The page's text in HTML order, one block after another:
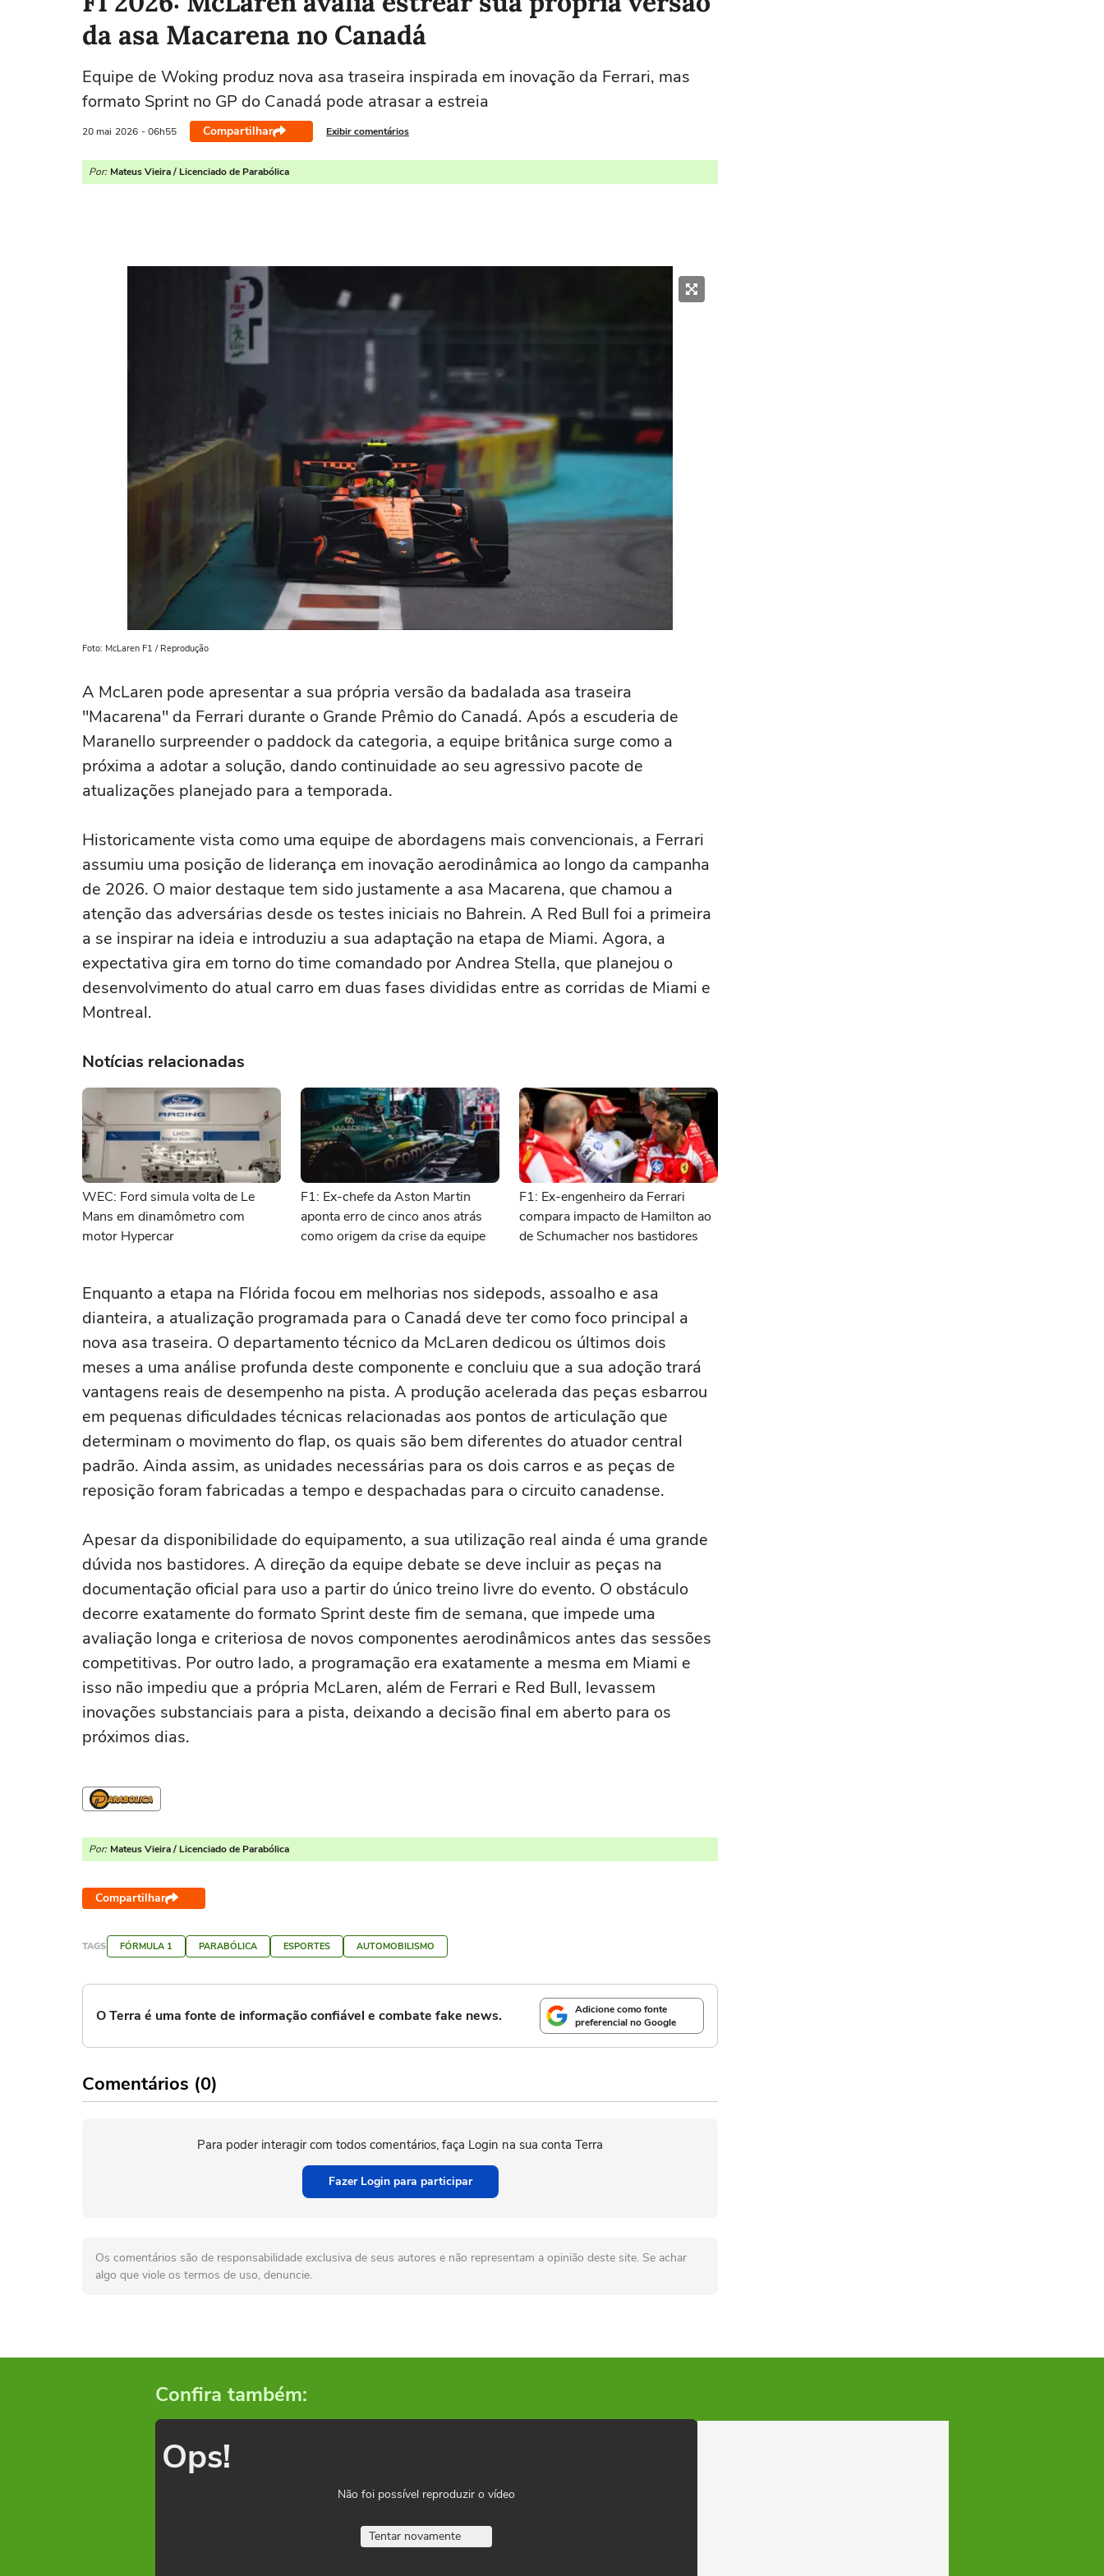
da asa Macarena no Canadá
Equipe de Woking produz nova asa traseira inspirada em inovação da Ferrari, mas
formato Sprint no GP do Canadá pode atrasar a estreia
20 mai 2026 - 06h55 Compartilhar Exibir comentários
Por: Mateus Vieira / Licenciado de Parabólica
Foto: McLaren F1 / Reprodução
A McLaren pode apresentar a sua própria versão da badalada asa traseira
"Macarena" da Ferrari durante o Grande Prêmio do Canadá. Após a escuderia de
Maranello surpreender o paddock da categoria, a equipe britânica surge como a
próxima a adotar a solução, dando continuidade ao seu agressivo pacote de
atualizações planejado para a temporada.
Historicamente vista como uma equipe de abordagens mais convencionais, a Ferrari
assumiu uma posição de liderança em inovação aerodinâmica ao longo da campanha
de 2026. O maior destaque tem sido justamente a asa Macarena, que chamou a
atenção das adversárias desde os testes iniciais no Bahrein. A Red Bull foi a primeira
a se inspirar na ideia e introduziu a sua adaptação na etapa de Miami. Agora, a
expectativa gira em torno do time comandado por Andrea Stella, que planejou o
desenvolvimento do atual carro em duas fases divididas entre as corridas de Miami e
Montreal.
Notícias relacionadas
WEC: Ford simula volta de Le
Mans em dinamômetro com
motor Hypercar
F1: Ex-chefe da Aston Martin
aponta erro de cinco anos atrás
como origem da crise da equipe
F1: Ex-engenheiro da Ferrari
compara impacto de Hamilton ao
de Schumacher nos bastidores
Enquanto a etapa na Flórida focou em melhorias nos sidepods, assoalho e asa
dianteira, a atualização programada para o Canadá deve ter como foco principal a
nova asa traseira. O departamento técnico da McLaren dedicou os últimos dois
meses a uma análise profunda deste componente e concluiu que a sua adoção trará
vantagens reais de desempenho na pista. A produção acelerada das peças esbarrou
em pequenas dificuldades técnicas relacionadas aos pontos de articulação que
determinam o movimento do flap, os quais são bem diferentes do atuador central
padrão. Ainda assim, as unidades necessárias para os dois carros e as peças de
reposição foram fabricadas a tempo e despachadas para o circuito canadense.
Apesar da disponibilidade do equipamento, a sua utilização real ainda é uma grande
dúvida nos bastidores. A direção da equipe debate se deve incluir as peças na
documentação oficial para uso a partir do único treino livre do evento. O obstáculo
decorre exatamente do formato Sprint deste fim de semana, que impede uma
avaliação longa e criteriosa de novos componentes aerodinâmicos antes das sessões
competitivas. Por outro lado, a programação era exatamente a mesma em Miami e
isso não impediu que a própria McLaren, além de Ferrari e Red Bull, levassem
inovações substanciais para a pista, deixando a decisão final em aberto para os
próximos dias.
Por: Mateus Vieira / Licenciado de Parabólica
Compartilhar
TAGS FÓRMULA 1 PARABÓLICA ESPORTES AUTOMOBILISMO
O Terra é uma fonte de informação confiável e combate fake news.
Adicione como fonte
preferencial no Google
Comentários (0)
Para poder interagir com todos comentários, faça Login na sua conta Terra
Fazer Login para participar
Os comentários são de responsabilidade exclusiva de seus autores e não representam a opinião deste site. Se achar
algo que viole os termos de uso, denuncie.
Confira também:
Ops!
Não foi possível reproduzir o vídeo
Tentar novamente